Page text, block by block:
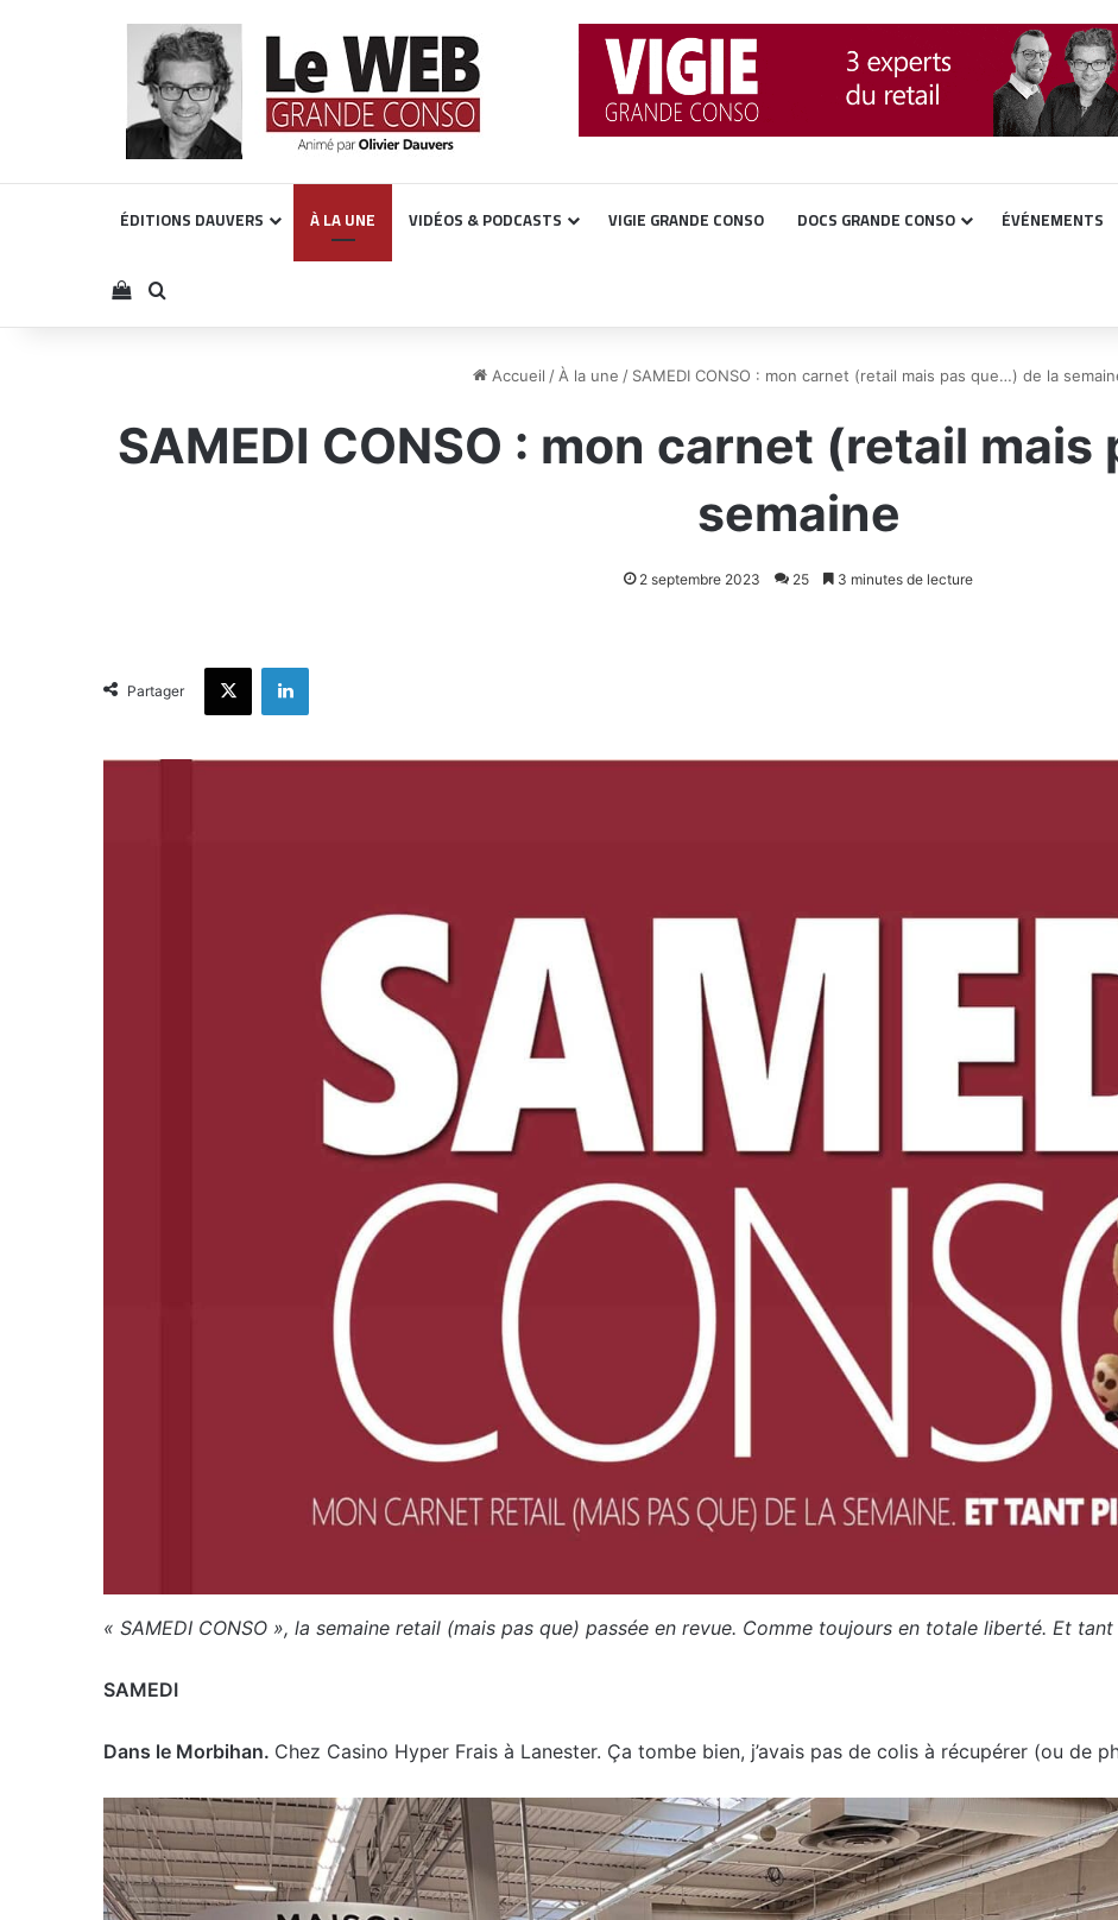
ÉDITIONS DAUVERS À LA UNE VIDÉOS & PODCASTS VIGIE GRANDE CONSO DOCS GRANDE CONSO ÉVÉNEMENTS
Voir votre panier
Rechercher
Accueil / À la une / SAMEDI CONSO : mon carnet (retail mais pas que…) de la
SAMEDI CONSO : mon carnet (retail
semaine
2 septembre 2023 25 3 minutes de lecture
Partager
X Linkedin
« SAMEDI CONSO », la semaine retail (mais pas que) passée en revue. Comme toujours en totale liberté. Et
SAMEDI
Dans le Morbihan. Chez Casino Hyper Frais à Lanester. Ça tombe bien, j’avais pas de colis à récupérer (ou de